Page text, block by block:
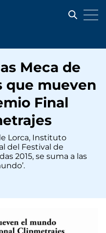
Meca de
que mueven
Final
Lorca, Instituto
del Festival de
2015, se suma a las